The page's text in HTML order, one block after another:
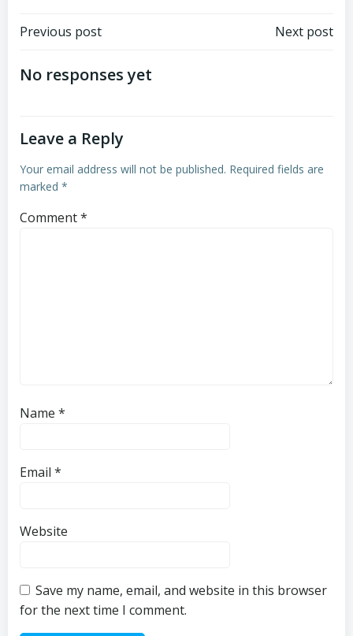
Post
navigation
Previous post Next post
No responses yet
Leave a Reply
Your email address will not be published. Required fields are
marked *
Comment*
Name *
Email *
Website
Save my name, email, and website in this browser
for the next time I comment.